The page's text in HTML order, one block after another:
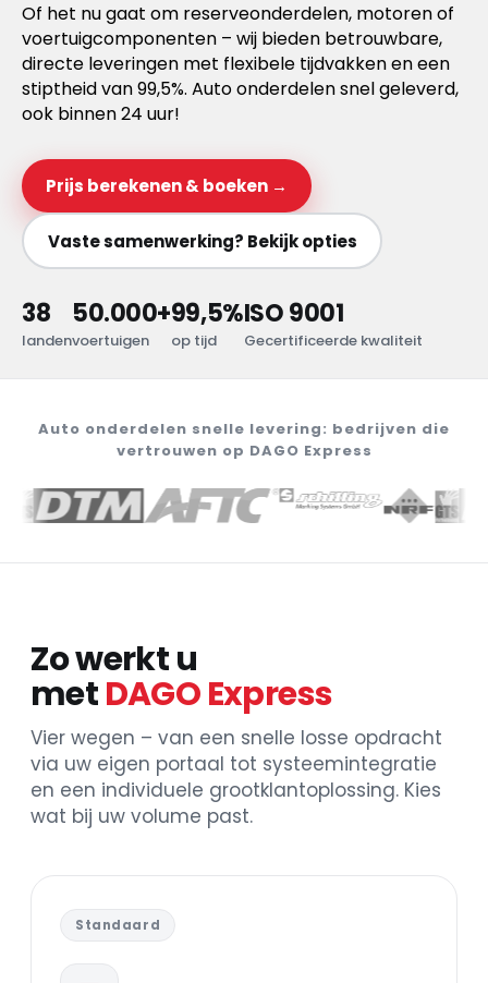
Of het nu gaat om reserveonderdelen, motoren of
voertuigcomponenten – wij bieden betrouwbare,
directe leveringen met flexibele tijdvakken en een
stiptheid van 99,5%. Auto onderdelen snel geleverd,
ook binnen 24 uur!
Prijs berekenen & boeken →
Vaste samenwerking? Bekijk opties
38
landen
50.000+
voertuigen
99,5%
op tijd
ISO 9001
Gecertificeerde kwaliteit
Auto onderdelen snelle levering: bedrijven die
vertrouwen op DAGO Express
Zo werkt u
metDAGO Express
Vier wegen – van een snelle losse opdracht
via uw eigen portaal tot systeemintegratie
en een individuele grootklantoplossing. Kies
wat bij uw volume past.
Standaard